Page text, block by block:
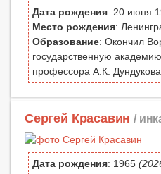
Дата рождения: 20 июня
Место рождения:
Образование: Окончил
государственную
профессора А.К.
Сергей Красавин /
Дата рождения: 1965